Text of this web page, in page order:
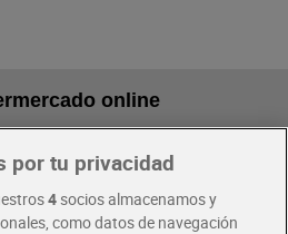
online
por tu privacidad
4socios almacenamos y
como datos de navegación